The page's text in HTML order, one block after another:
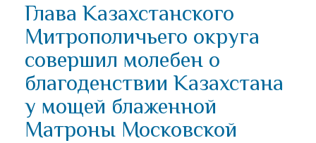
Глава Казахстанского
Митрополичьего округа
совершил молебен о
благоденствии Казахстана
у мощей блаженной
Матроны Московской